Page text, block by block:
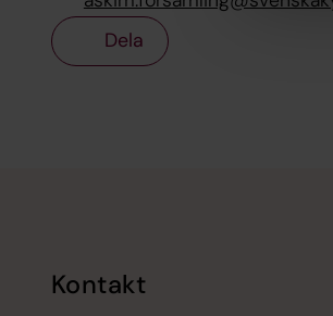
Dela
Kontakt